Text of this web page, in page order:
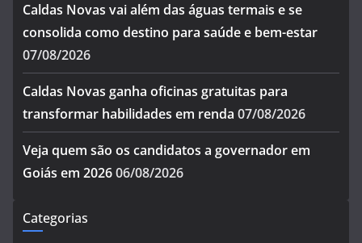
Caldas Novas vai além das águas termais e se
consolida como destino para saúde e bem-estar
07/08/2026
Caldas Novas ganha oficinas gratuitas para
transformar habilidades em renda 07/08/2026
Veja quem são os candidatos a governador em
Goiás em 202606/08/2026
Categorias